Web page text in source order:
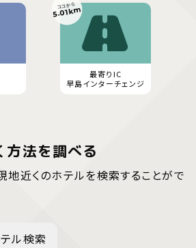
最寄りIC
早島インターチェンジ
ココから
5.01km
方法を調べる
地近くのホテルを検索することがで
ル検索